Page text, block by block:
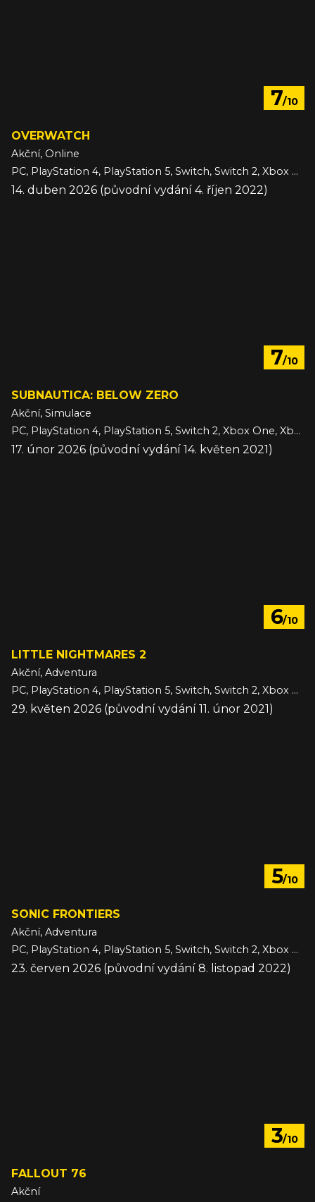
7/10
OVERWATCH
Akční, Online
PC, PlayStation 4, PlayStation 5, Switch, Switch 2, Xbox One, Xbox Series
14. duben 2026 (původní vydání 4. říjen 2022)
7/10
SUBNAUTICA: BELOW ZERO
Akční, Simulace
PC, PlayStation 4, PlayStation 5, Switch 2, Xbox One, Xbox Series
17. únor 2026 (původní vydání 14. květen 2021)
6/10
LITTLE NIGHTMARES 2
Akční, Adventura
PC, PlayStation 4, PlayStation 5, Switch, Switch 2, Xbox One, Xbox Series
29. květen 2026 (původní vydání 11. únor 2021)
5/10
SONIC FRONTIERS
Akční, Adventura
PC, PlayStation 4, PlayStation 5, Switch, Switch 2, Xbox One, Xbox Series
23. červen 2026 (původní vydání 8. listopad 2022)
3/10
FALLOUT 76
Akční